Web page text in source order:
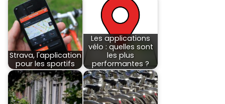
Strava, l'application
pour les sportifs
Les applications
vélo : quelles sont
les plus
performantes ?